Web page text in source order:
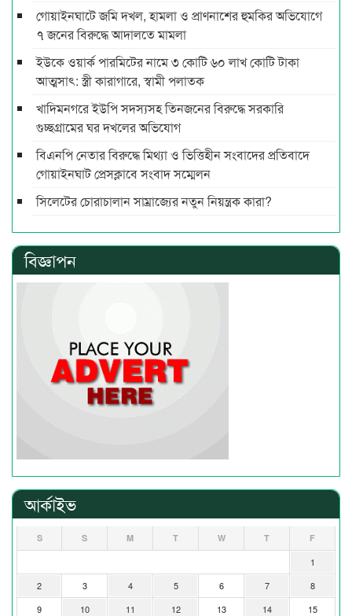
গোয়াইনঘাটে জমি দখল, হামলা ও প্রাণনাশের হুমকির অভিযোগে
৭ জনের বিরুদ্ধে আদালতে মামলা
ইউকে ওয়ার্ক পারমিটের নামে ৩ কোটি ৬০ লাখ কোটি টাকা
আত্মসাৎ: স্ত্রী কারাগারে, স্বামী পলাতক
খাদিমনগরে ইউপি সদস্যসহ তিনজনের বিরুদ্ধে সরকারি
গুচ্ছগ্রামের ঘর দখলের অভিযোগ
বিএনপি নেতার বিরুদ্ধে মিথ্যা ও ভিত্তিহীন সংবাদের প্রতিবাদে
গোয়াইনঘাট প্রেসক্লাবে সংবাদ সম্মেলন
সিলেটের চোরাচালান সাম্রাজ্যের নতুন নিয়ন্ত্রক কারা?
বিজ্ঞাপন
আর্কাইভ
S S M T W T F
1
2
3 4 5 6 7
8
9
10 11 12 13 14
15